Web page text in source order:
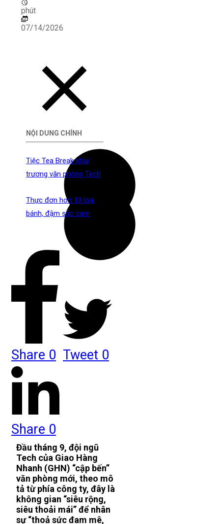
phút
07/14/2026
NỘI DUNG CHÍNH
Tiệc Tea Break khai
trương văn phòng Tech
Thực đơn hơn 10 loại
bánh, đậm sắc cam
Share 0 Tweet 0
Share 0
Đầu tháng 9, đội ngũ
Tech của Giao Hàng
Nhanh (GHN) “cập bến”
văn phòng mới, theo mô
tả từ phía công ty, đây là
không gian “siêu rộng,
siêu thoải mái” để nhân
sự “thoả sức đam mê,